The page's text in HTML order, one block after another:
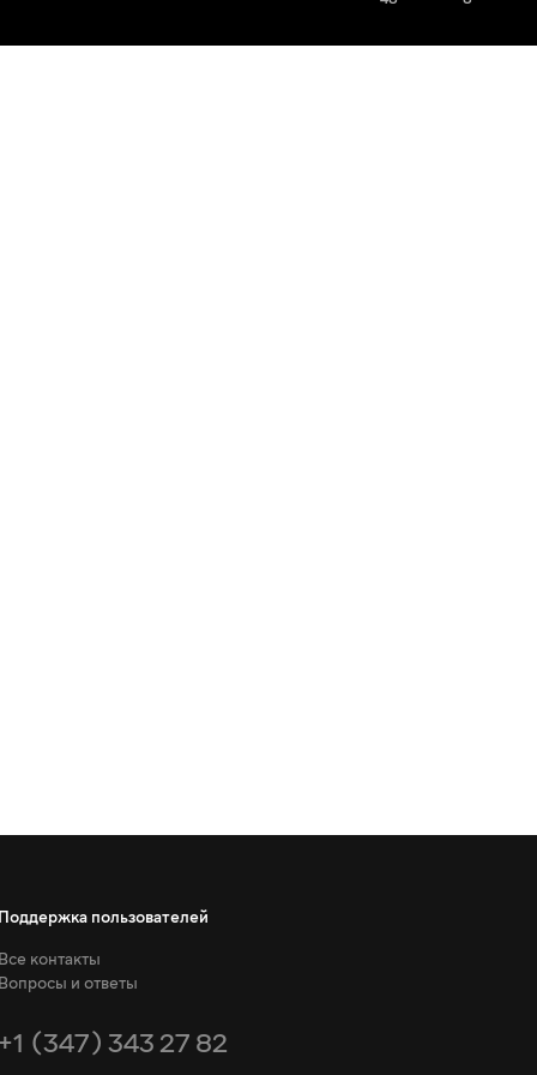
Поддержка пользователей
Все контакты
Вопросы и ответы
+1 (347) 343 27 82